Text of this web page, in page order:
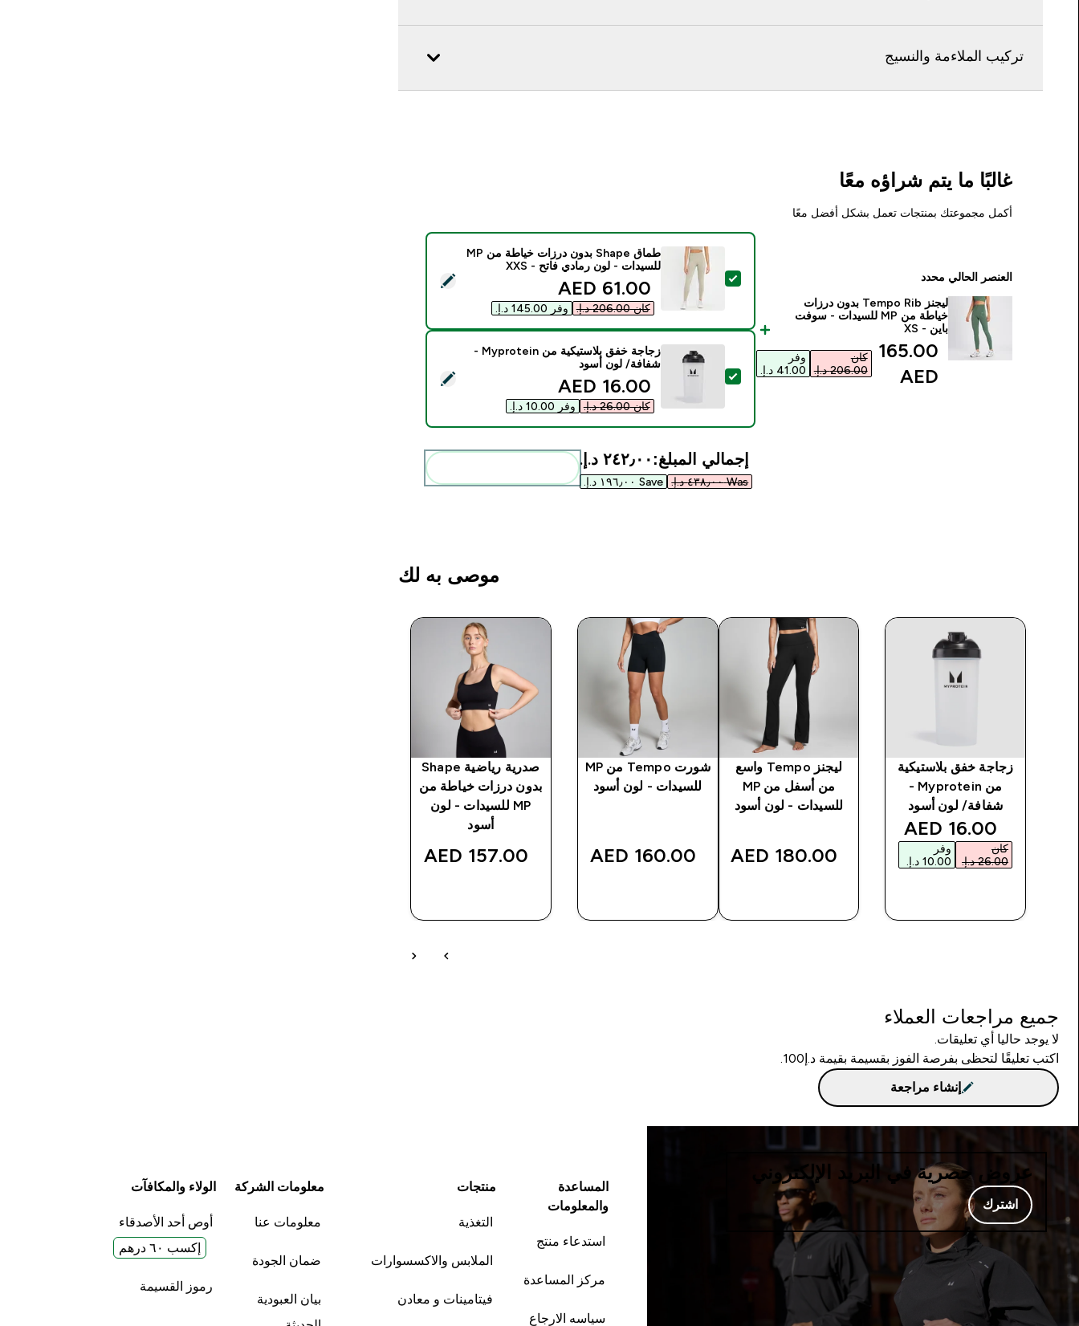
تركيب الملاءمة والنسيج
غالبًا ما يتم شراؤه معًا
أكمل مجموعتك بمنتجات تعمل بشكل أفضل معًا
العنصر الحالي محدد
ليجنز Tempo Rib بدون درزات
خياطة من MP للسيدات - سوفت
باين - XS
discounted price
165.00
AED‎
كان
‏206.00 د.إ.‏‎
وفر
تحديد هذا المنتج - طماق Shape بدون درزات خياطة من MP للسيدات - لون رمادي فاتح - XXS
طماق Shape بدون درزات خياطة من MP
للسيدات - لون رمادي فاتح - XXS
discounted price
61.00 AED‎
كان ‏206.00 د.إ.‏‎ وفر ‏145.00 د.إ.‏‎
تحديد هذا المنتج - زجاجة خفق بلاستيكية من Myprotein - شفافة/ لون أسود
زجاجة خفق بلاستيكية من Myprotein -
شفافة/ لون أسود
discounted price
16.00 AED‎
كان ‏26.00 د.إ.‏‎ وفر ‏10.00 د.إ.‏‎
إجمالي المبلغ: ٢٤٢٫٠٠ د.إ.‏‎
Was ٤٣٨٫٠٠ د.إ.‏‎ Save ١٩٦٫٠٠ د.إ.‏‎
موصى به لك
زجاجة خفق بلاستيكية
من Myprotein -
شفافة/ لون أسود
discounted price
16.00 AED‎
كان
وفر
ليجنز Tempo واسع
من أسفل من MP
للسيدات - لون أسود
180.00 AED‎
شورت Tempo من MP
للسيدات - لون أسود
160.00 AED‎
صدرية رياضية Shape
بدون درزات خياطة من
MP للسيدات - لون
أسود
157.00 AED‎
جميع مراجعات العملاء
لا يوجد حاليا أي تعليقات.
اكتب تعليقًا لتحظى بفرصة الفوز بقسيمة بقيمة د.إ100.
إنشاء مراجعة
عروض حصرية في البريد الإلكتروني
اشترك
المساعدة
والمعلومات
استدعاء منتج
مركز المساعدة
سياسه الارجاع
منتجات
التغذية
الملابس والاكسسوارات
فيتامينات و معادن
معلومات الشركة
معلومات عنا
ضمان الجودة
بيان العبودية
الولاء والمكافآت
أوص أحد الأصدقاء
إكسب ٦٠ درهم
رموز القسيمة